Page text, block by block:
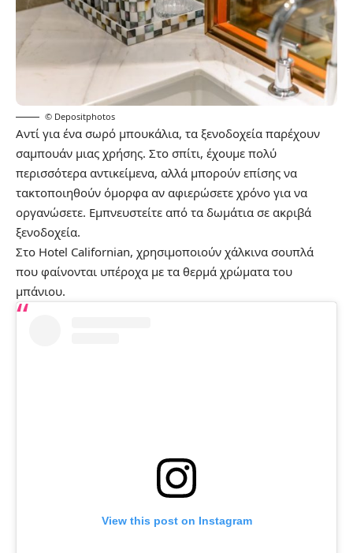
© Depositphotos
Αντί για ένα σωρό μπουκάλια, τα ξενοδοχεία παρέχουν
σαμπουάν μιας χρήσης. Στο σπίτι, έχουμε πολύ
περισσότερα αντικείμενα, αλλά μπορούν επίσης να
τακτοποιηθούν όμορφα αν αφιερώσετε χρόνο για να
οργανώσετε. Εμπνευστείτε από τα δωμάτια σε ακριβά
ξενοδοχεία.
Στο Hotel Californian, χρησιμοποιούν χάλκινα σουπλά
που φαίνονται υπέροχα με τα θερμά χρώματα του
μπάνιου.
View this post on Instagram